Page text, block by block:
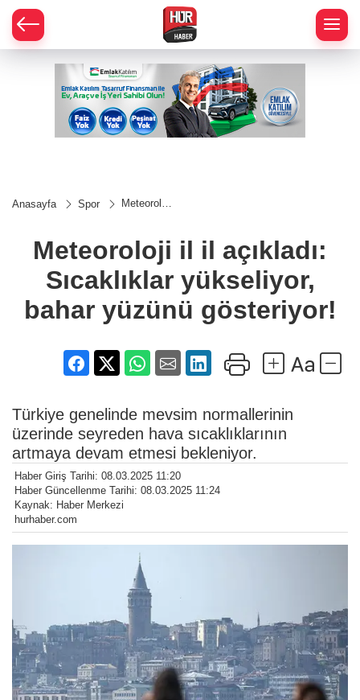
Anasayfa Spor
Meteoroloji
Sıcaklıklar
yükseliyor,
yüzünü
gösteriyor!
Meteoroloji il il açıkladı:
Sıcaklıklar yükseliyor,
bahar yüzünü gösteriyor!
Türkiye genelinde mevsim normallerinin
üzerinde seyreden hava sıcaklıklarının
artmaya devam etmesi bekleniyor.
Haber Giriş Tarihi: 08.03.2025 11:20
Haber Güncellenme Tarihi: 08.03.2025 11:24
Kaynak: Haber Merkezi
hurhaber.com